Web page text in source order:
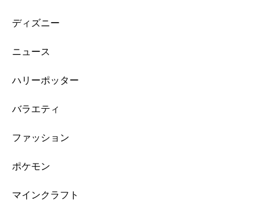
ディズニー
ニュース
ハリーポッター
バラエティ
ファッション
ポケモン
マインクラフト